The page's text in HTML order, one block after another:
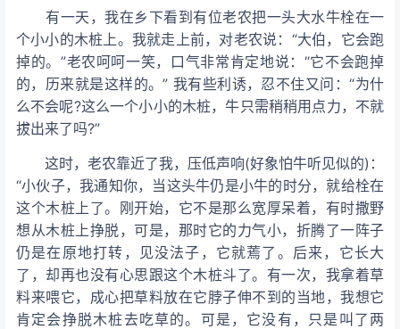
有一天，我在乡下看到有位老农把一头大水牛栓在一
个小小的木桩上。我就走上前，对老农说：“大伯，它会跑
掉的。”老农呵呵一笑，口气非常肯定地说：“它不会跑掉
的，历来就是这样的。” 我有些利诱，忍不住又问：“为什
么不会呢?这么一个小小的木桩，牛只需稍稍用点力，不就
拔出来了吗?”
这时，老农靠近了我，压低声响(好象怕牛听见似的)：
“小伙子，我通知你，当这头牛仍是小牛的时分，就给栓在
这个木桩上了。刚开始，它不是那么宽厚呆着，有时撒野
想从木桩上挣脱，可是，那时它的力气小，折腾了一阵子
仍是在原地打转，见没法子，它就蔫了。后来，它长大
了，却再也没有心思跟这个木桩斗了。有一次，我拿着草
料来喂它，成心把草料放在它脖子伸不到的当地，我想它
肯定会挣脱木桩去吃草的。可是，它没有，只是叫了两